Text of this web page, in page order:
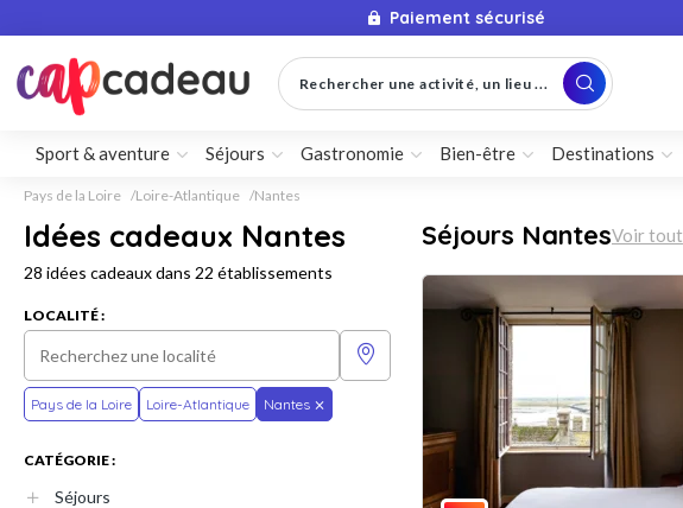
Paiement sécurisé
Rechercher une activité, un lieu ...
Sport & aventure Séjours Gastronomie Bien-être Destinations
Pays de la Loire Loire-Atlantique Nantes
Idées cadeaux Nantes
28 idées cadeaux dans 22 établissements
LOCALITÉ :
Pays de la Loire Loire-Atlantique Nantes
CATÉGORIE :
Séjours
Séjours NantesVoir tout